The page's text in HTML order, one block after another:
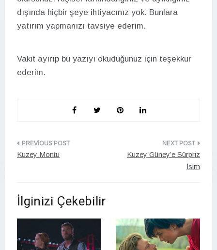
dışında hiçbir şeye ihtiyacınız yok. Bunlara
yatırım yapmanızı tavsiye ederim.
Vakit ayırıp bu yazıyı okuduğunuz için teşekkür
ederim.
Yazı
Kuzey Montu
Kuzey Güney’e Sürpriz
İsim
İlginizi Çekebilir